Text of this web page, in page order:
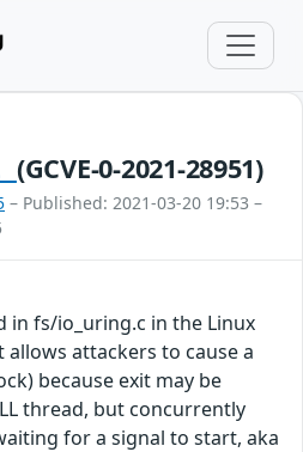
(GCVE-0-2021-28951)
– Published: 2021-03-20 19:53 –
in fs/io_uring.c in the Linux
attackers to cause a
because exit may be
thread, but concurrently
for a signal to start, aka